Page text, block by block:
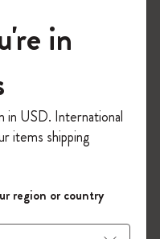
手触りの、合成繊維の
体に使用しています。
、ポリアミドと呼ばれ
ようこそ
すると、初回注
なります。セ
は適用外。
成して限定オフ
くのインスピ
ましょう。
in
in USD. International
items shipping
region or country